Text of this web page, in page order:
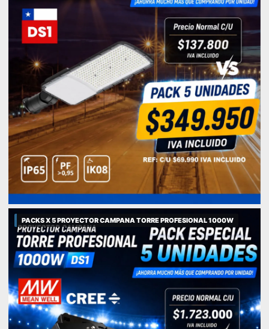
PACKS X 5 PROYECTOR CAMPANA TORRE PROFESIONAL 1000W